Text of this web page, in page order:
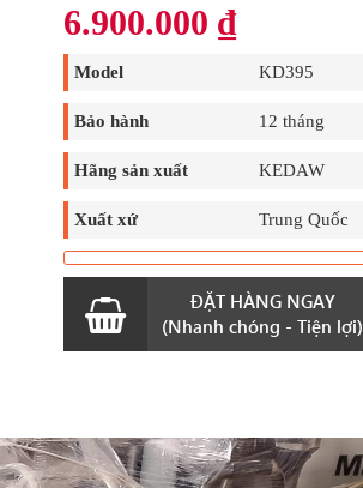
6.900.000 ₫
Model KD395
Bảo hành 12 tháng
Hãng sản xuất KEDAW
Xuất xứ Trung Quốc
ĐẶT HÀNG NGAY
(Nhanh chóng - Tiện lợi)